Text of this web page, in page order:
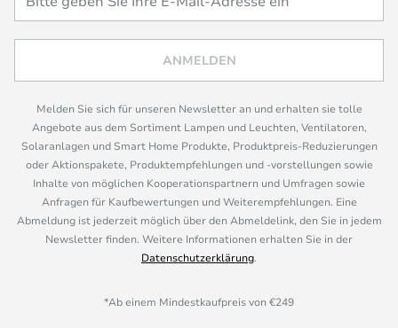
ANMELDEN
Melden Sie sich für unseren Newsletter an und erhalten sie tolle
Angebote aus dem Sortiment Lampen und Leuchten, Ventilatoren,
Solaranlagen und Smart Home Produkte, Produktpreis-Reduzierungen
oder Aktionspakete, Produktempfehlungen und -vorstellungen sowie
Inhalte von möglichen Kooperationspartnern und Umfragen sowie
Anfragen für Kaufbewertungen und Weiterempfehlungen. Eine
Abmeldung ist jederzeit möglich über den Abmeldelink, den Sie in jedem
Newsletter finden. Weitere Informationen erhalten Sie in der
Datenschutzerklärung.
*Ab einem Mindestkaufpreis von €249